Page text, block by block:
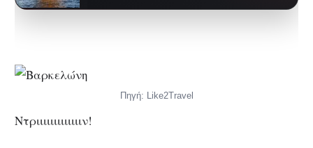
Πηγή: Like2Travel
Ντριιιιιιιιιιιιιν!